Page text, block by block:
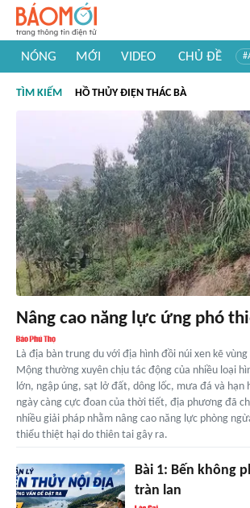
NÓNG MỚI VIDEO CHỦ ĐỀ
#Khám phá thế giới
TÌM KIẾM HỒ THỦY ĐIỆN THÁC BÀ
Nâng cao năng lực ứng phó
Là địa bàn trung du với địa hình đồi núi xen kẽ
Mộng thường xuyên chịu tác động của nhiều loại
lớn, ngập úng, sạt lở đất, dông lốc, mưa đá và hạn
ngày càng cực đoan của thời tiết, địa phương đã
nhiều giải pháp nhằm nâng cao năng lực phòng
thiểu thiệt hại do thiên tai gây ra.
Bài 1: Bến không
tràn lan